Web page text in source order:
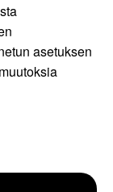
asetuksen